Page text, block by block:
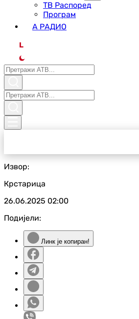
ТВ Распоред
Програм
А РАДИО
L
Извор:
Крстарица
26.06.2025 02:00
Подијели:
Линк је копиран!